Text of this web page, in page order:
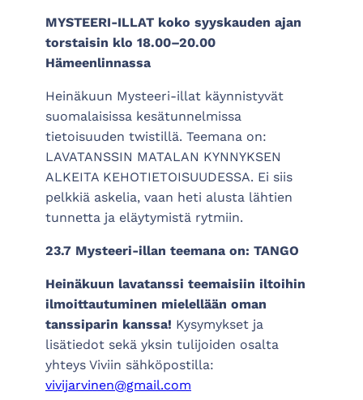
MYSTEERI-ILLAT koko syyskauden ajan
torstaisin klo 18.00–20.00
Hämeenlinnassa
Heinäkuun Mysteeri-illat käynnistyvät
suomalaisissa kesätunnelmissa
tietoisuuden twistillä. Teemana on:
LAVATANSSIN MATALAN KYNNYKSEN
ALKEITA KEHOTIETOISUUDESSA. Ei siis
pelkkiä askelia, vaan heti alusta lähtien
tunnetta ja eläytymistä rytmiin.
23.7 Mysteeri-illan teemana on: TANGO
Heinäkuun lavatanssi teemaisiin iltoihin
ilmoittautuminen mielellään oman
tanssiparin kanssa! Kysymykset ja
lisätiedot sekä yksin tulijoiden osalta
yhteys Viviin sähköpostilla:
vivijarvinen@gmail.com